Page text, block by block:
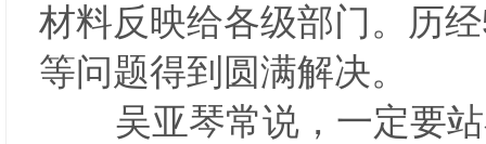
材料反映给各级部门。历
等问题得到圆满解决。
吴亚琴常说，一定要站